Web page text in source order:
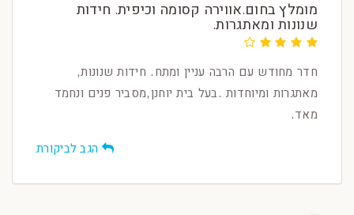
מומלץ בחום.אווירה קסומה וכיפית. חידות
שנונות ומאתגרות.
חדר מחודש עם הרבה עניין ומתח. חידות שנונות,
מאתגרות ומיוחדות .בעל בית יוחנן,מסביר פנים ונחמד
מאד.
הגב לביקורת